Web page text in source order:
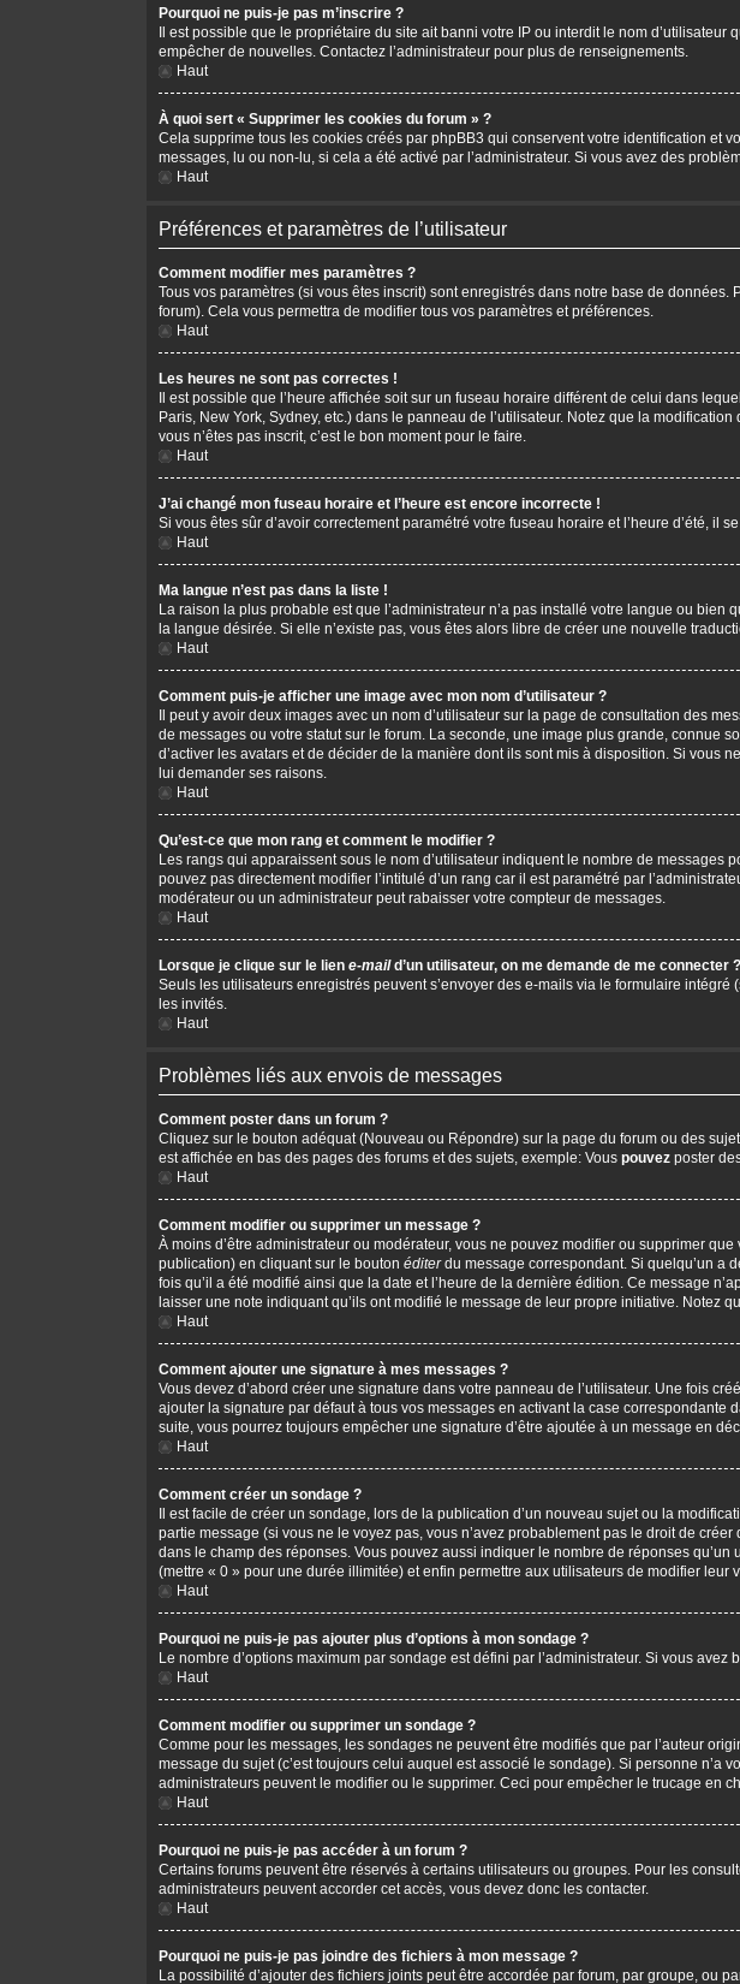
Pourquoi ne puis-je pas m’inscrire ?
Il est possible que le propriétaire du site ait banni votre IP ou interdit le nom
empêcher de nouvelles. Contactez l’administrateur pour plus de renseignements.
Haut
À quoi sert « Supprimer les cookies du forum » ?
Cela supprime tous les cookies créés par phpBB3 qui conservent votre identification et
messages, lu ou non-lu, si cela a été activé par l’administrateur. Si vous avez des
Haut
Préférences et paramètres de l’utilisateur
Comment modifier mes paramètres ?
Tous vos paramètres (si vous êtes inscrit) sont enregistrés dans notre base de données.
forum). Cela vous permettra de modifier tous vos paramètres et préférences.
Haut
Les heures ne sont pas correctes !
Il est possible que l’heure affichée soit sur un fuseau horaire différent de celui dans
Paris, New York, Sydney, etc.) dans le panneau de l’utilisateur. Notez que la
vous n’êtes pas inscrit, c’est le bon moment pour le faire.
Haut
J’ai changé mon fuseau horaire et l’heure est encore incorrecte !
Si vous êtes sûr d’avoir correctement paramétré votre fuseau horaire et l’heure d’été, il
Haut
Ma langue n’est pas dans la liste !
La raison la plus probable est que l’administrateur n’a pas installé votre langue ou
la langue désirée. Si elle n’existe pas, vous êtes alors libre de créer une nouvelle
Haut
Comment puis-je afficher une image avec mon nom d’utilisateur ?
Il peut y avoir deux images avec un nom d’utilisateur sur la page de consultation des
de messages ou votre statut sur le forum. La seconde, une image plus grande, connue
d’activer les avatars et de décider de la manière dont ils sont mis à disposition. Si vous
lui demander ses raisons.
Haut
Qu’est-ce que mon rang et comment le modifier ?
Les rangs qui apparaissent sous le nom d’utilisateur indiquent le nombre de
pouvez pas directement modifier l’intitulé d’un rang car il est paramétré par
modérateur ou un administrateur peut rabaisser votre compteur de messages.
Haut
Lorsque je clique sur le lien e-maild’un utilisateur, on me demande de me connecter ?
Seuls les utilisateurs enregistrés peuvent s’envoyer des e-mails via le formulaire
les invités.
Haut
Problèmes liés aux envois de messages
Comment poster dans un forum ?
Cliquez sur le bouton adéquat (Nouveau ou Répondre) sur la page du forum ou des
est affichée en bas des pages des forums et des sujets, exemple: Vous pouvez poster
Haut
Comment modifier ou supprimer un message ?
À moins d’être administrateur ou modérateur, vous ne pouvez modifier ou supprimer
publication) en cliquant sur le bouton éditerdu message correspondant. Si quelqu’un a
fois qu’il a été modifié ainsi que la date et l’heure de la dernière édition. Ce message
laisser une note indiquant qu’ils ont modifié le message de leur propre initiative. Notez
Haut
Comment ajouter une signature à mes messages ?
Vous devez d’abord créer une signature dans votre panneau de l’utilisateur. Une fois
ajouter la signature par défaut à tous vos messages en activant la case correspondante
suite, vous pourrez toujours empêcher une signature d’être ajoutée à un message en
Haut
Comment créer un sondage ?
Il est facile de créer un sondage, lors de la publication d’un nouveau sujet ou la
partie message (si vous ne le voyez pas, vous n’avez probablement pas le droit de
dans le champ des réponses. Vous pouvez aussi indiquer le nombre de réponses
(mettre « 0 » pour une durée illimitée) et enfin permettre aux utilisateurs de modifier leur
Haut
Pourquoi ne puis-je pas ajouter plus d’options à mon sondage ?
Le nombre d’options maximum par sondage est défini par l’administrateur. Si vous avez
Haut
Comment modifier ou supprimer un sondage ?
Comme pour les messages, les sondages ne peuvent être modifiés que par l’auteur
message du sujet (c’est toujours celui auquel est associé le sondage). Si personne n’a
administrateurs peuvent le modifier ou le supprimer. Ceci pour empêcher le trucage en
Haut
Pourquoi ne puis-je pas accéder à un forum ?
Certains forums peuvent être réservés à certains utilisateurs ou groupes. Pour les
administrateurs peuvent accorder cet accès, vous devez donc les contacter.
Haut
Pourquoi ne puis-je pas joindre des fichiers à mon message ?
La possibilité d’ajouter des fichiers joints peut être accordée par forum, par groupe, ou